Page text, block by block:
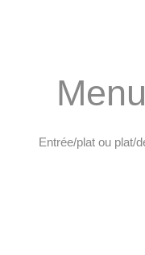
Entrée/plat ou plat/